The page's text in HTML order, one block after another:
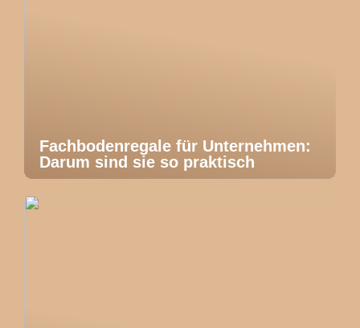
Fachbodenregale für Unternehmen:
Darum sind sie so praktisch